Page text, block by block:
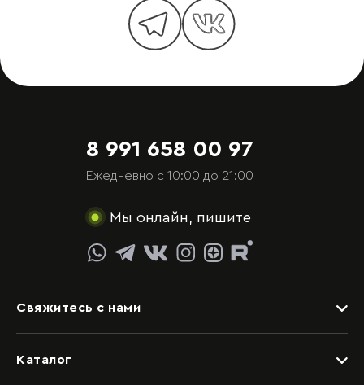
8 991 658 00 97
Ежедневно с 10:00 до 21:00
Мы онлайн, пишите
Каталог
Свяжитесь с нами
Задать вопрос
Видеоконсультация со специалистом